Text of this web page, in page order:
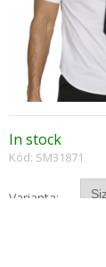
In stock
Kód: SM31871
Varianta: